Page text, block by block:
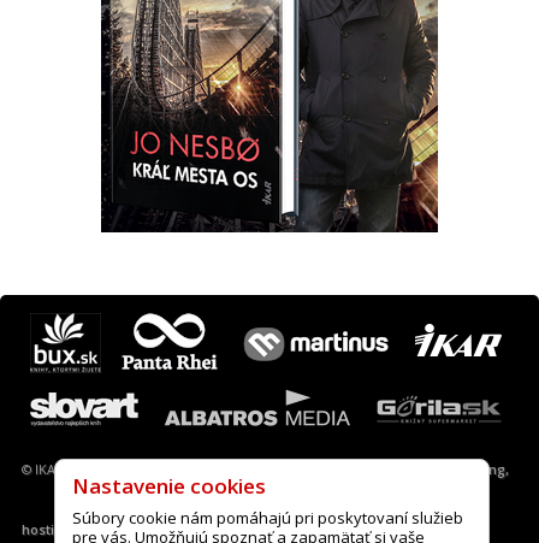
© IKAR a. s., 2013-2022 | A.I.S. webové stránky, desing,
hosting